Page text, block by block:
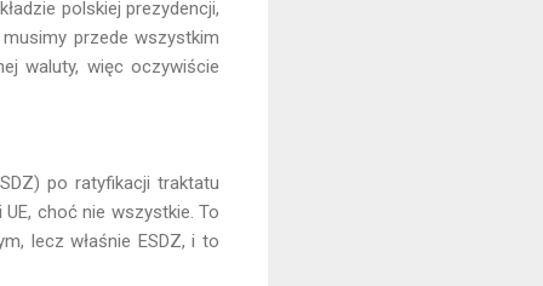
polskiej prezydencji,
przede wszystkim
waluty, więc oczywiście
po ratyfikacji traktatu
choć nie wszystkie. To
lecz właśnie ESDZ, i to